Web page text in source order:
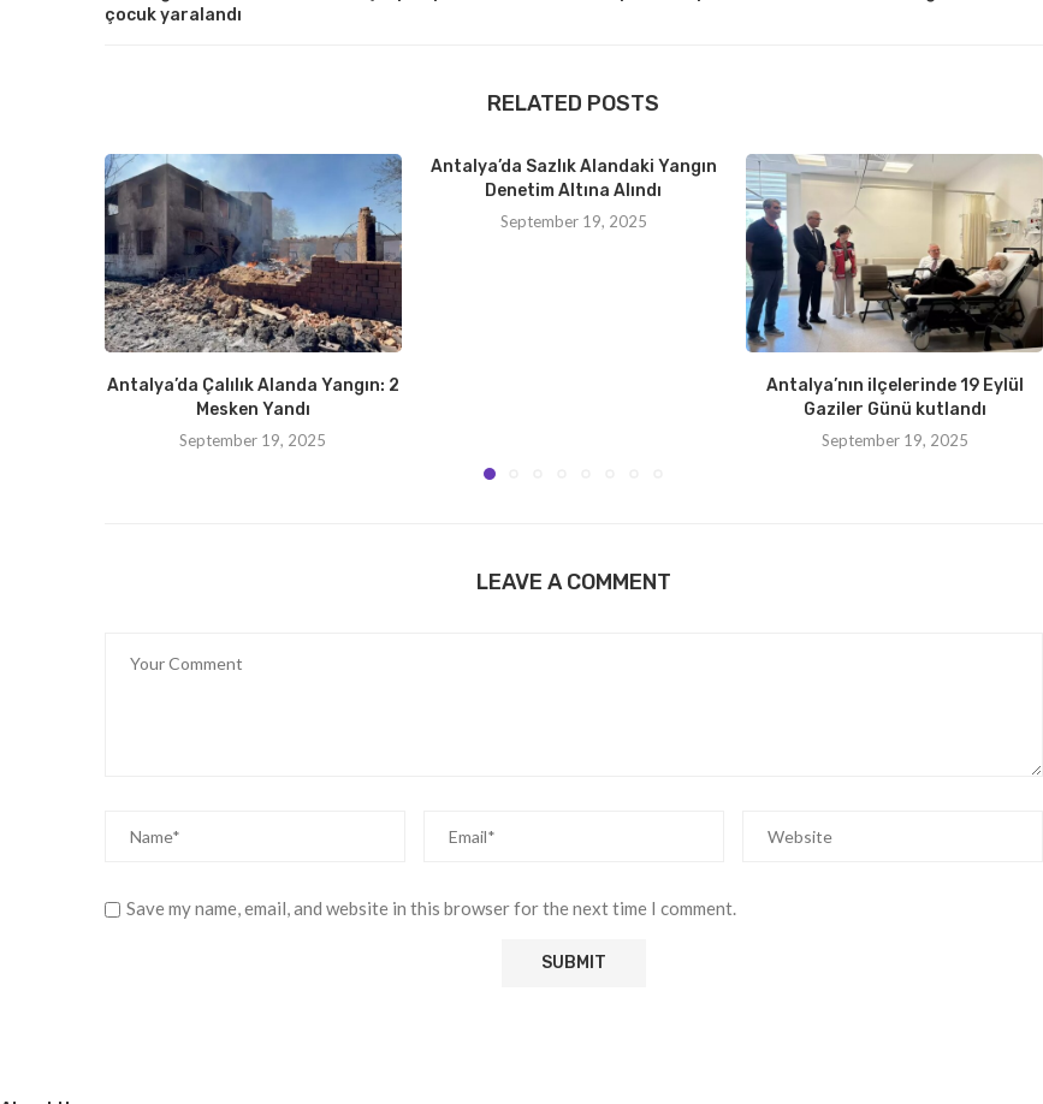
çocuk yaralandı
RELATED POSTS
Antalya’da Çalılık Alanda Yangın: 2
Mesken Yandı
September 19, 2025
Antalya’da Sazlık Alandaki Yangın
Denetim Altına Alındı
September 19, 2025
Antalya’nın ilçelerinde 19 Eylül
Gaziler Günü kutlandı
September 19, 2025
LEAVE A COMMENT
Save my name, email, and website in this browser for the next time I comment.